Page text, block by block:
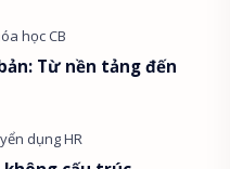
Từ nền tảng đến